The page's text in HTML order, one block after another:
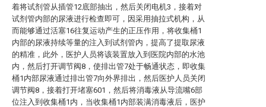
着将试剂管从插管12底部抽出，然后关闭电机3，接着对
试剂管内部的尿液进行检查即可，因采用抽拉式机构，从
而能够通过活塞16往复运动产生的正压作用，将收集桶1
内部的尿液持续等量的注入到试剂管内，提高了提取尿液
的精准，此外，医护人员将该装置放入到医院内部的水池
内，然后打开调节阀8，使排出管7处于畅通状态，即收集
桶1内部尿液通过排出管7向外界排出，然后医护人员关闭
调节阀8，接着打开堵塞601，然后将消毒液从导流嘴6部
位注入到收集桶1内，当收集桶1内部装满消毒液后，医护